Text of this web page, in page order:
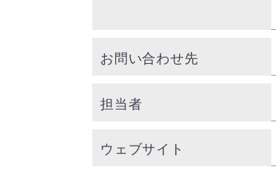
お問い合わせ先
担当者
ウェブサイト